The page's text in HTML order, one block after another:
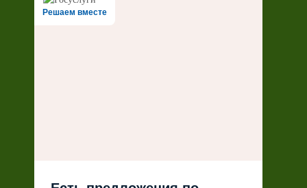
Решаем вместе